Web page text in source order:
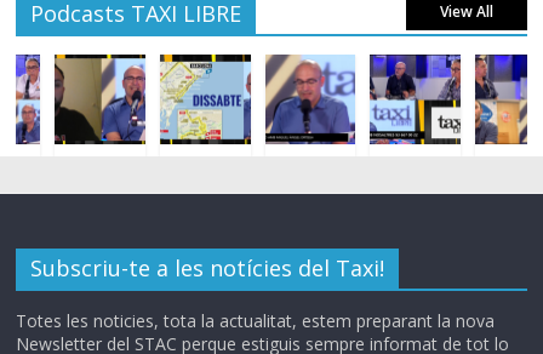
Podcasts TAXI LIBRE View All
Subscriu-te a les notícies del Taxi!
Totes les noticies, tota la actualitat, estem preparant la nova
Newsletter del STAC perque estiguis sempre informat de tot lo